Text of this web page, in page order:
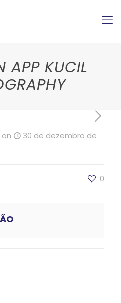
APP KUCIL
on
30 de dezembro de
0